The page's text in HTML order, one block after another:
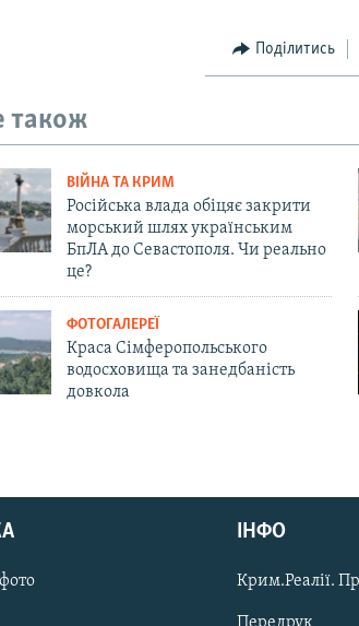
Поділитись
також
ВІЙНА ТА КРИМ
Російська влада обіцяє закрити
морський шлях українським
БпЛА до Севастополя. Чи реально
це?
ФОТОГАЛЕРЕЇ
Краса Сімферопольського
водосховища та занедбаність
довкола
ІНФО
Крим.Реалії.
Передрук